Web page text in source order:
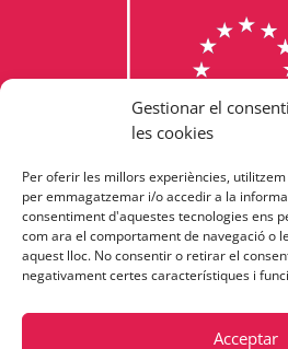
Gestionar el
les cookies
Per oferir les millors experiències,
per emmagatzemar i/o accedir a la
consentiment d'aquestes tecnologies ens
com ara el comportament de navegació o
aquest lloc. No consentir o retirar el
negativament certes característiques i
Acceptar
Consulta els
finançats per la